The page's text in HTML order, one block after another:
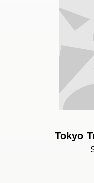
Tokyo